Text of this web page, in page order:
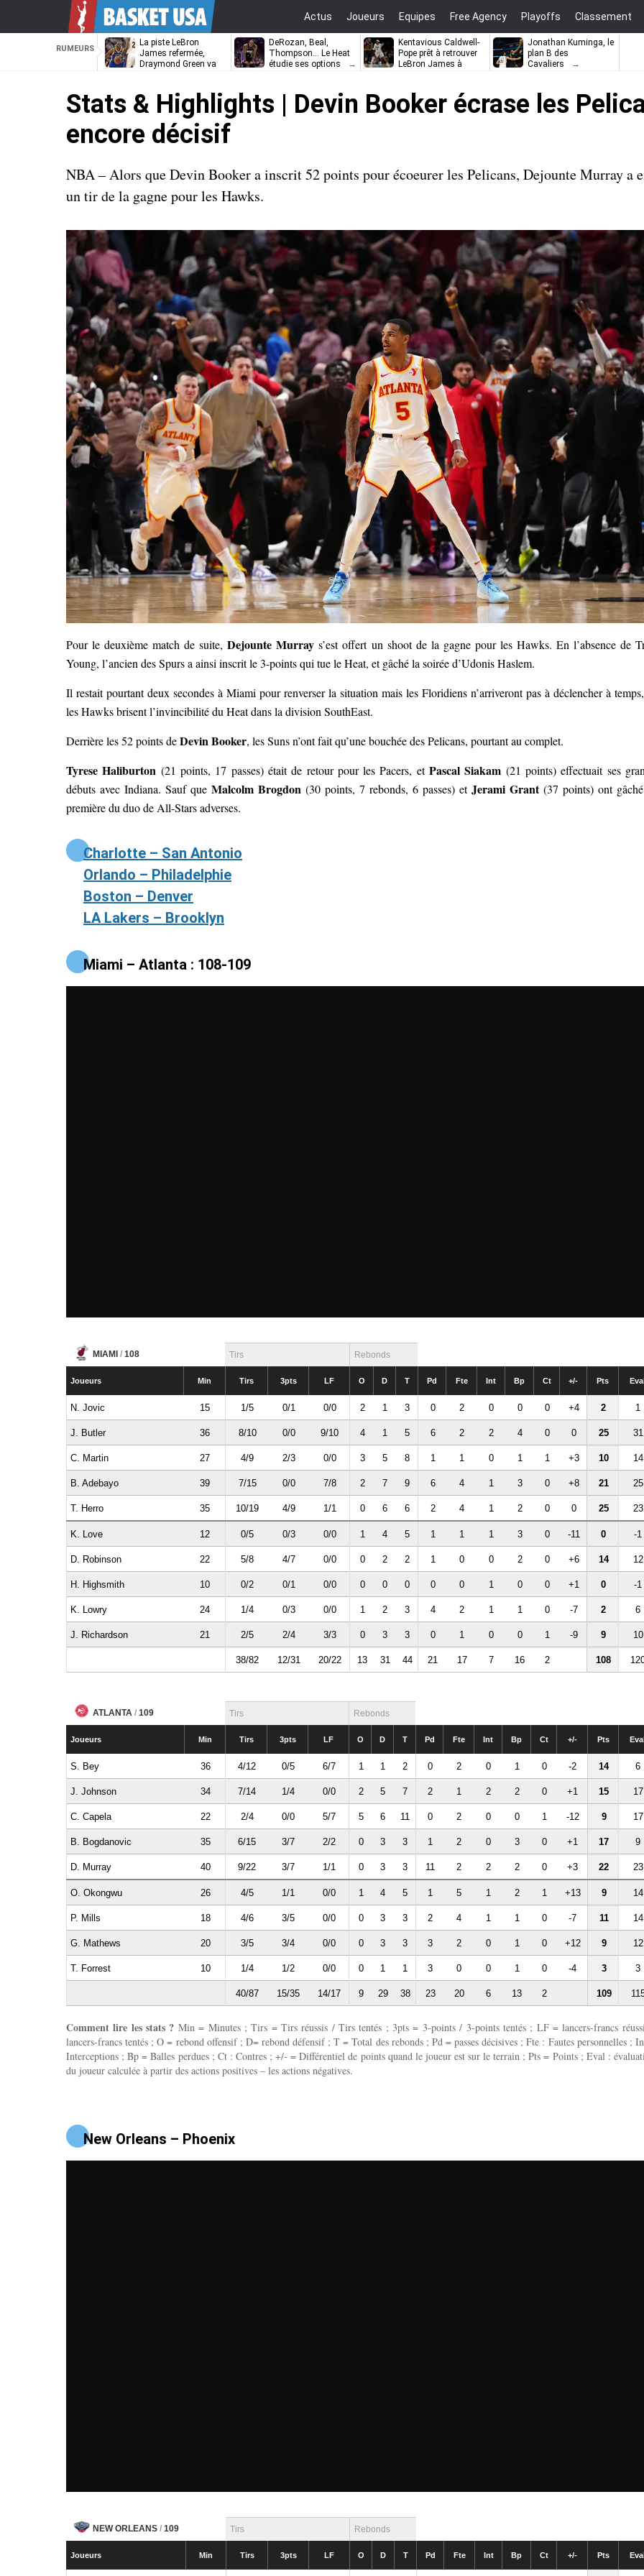
Actus Joueurs Equipes Free Agency Playoffs Classement
RUMEURS
La piste LeBron
James refermée,
Draymond Green va
DeRozan, Beal,
Thompson… Le Heat
étudie ses options
Kentavious Caldwell-
Pope prêt à retrouver
LeBron James à
Jonathan Kuminga, le
plan B des
Cavaliers
Stats & Highlights | Devin Booker écrase les
encore décisif
NBA – Alors que Devin Booker a inscrit 52 points pour écoeurer les Pelicans, Dejounte Murray a
un tir de la gagne pour les Hawks.
Pour le deuxième match de suite,Dejounte Murray s’est offert un shoot de la gagne pour les Hawks. En l’absence de
Young, l’ancien des Spurs a ainsi inscrit le 3-points qui tue le Heat, et gâché la soirée d’Udonis Haslem.
Il restait pourtant deux secondes à Miami pour renverser la situation mais les Floridiens n’arriveront pas à déclencher à
les Hawks brisent l’invincibilité du Heat dans la division SouthEast.
Derrière les 52 points deDevin Booker, les Suns n’ont fait qu’une bouchée des Pelicans, pourtant au complet.
Tyrese Haliburton (21 points, 17 passes) était de retour pour les Pacers, etPascal Siakam (21 points) effectuait ses
débuts avec Indiana. Sauf que Malcolm Brogdon (30 points, 7 rebonds, 6 passes) et Jerami Grant(37 points) ont
première du duo de All-Stars adverses.
Charlotte – San Antonio
Orlando – Philadelphie
Boston – Denver
LA Lakers – Brooklyn
Miami – Atlanta : 108-109
MIAMI / 108 Tirs Rebonds
Joueurs Min Tirs 3pts LF O D T Pd Fte Int Bp Ct +/- Pts
N. Jovic 15 1/5 0/1 0/0 2 1 3 0 2 0 0 0 +4 2 1
J. Butler 36 8/10 0/0 9/10 4 1 5 6 2 2 4 0 0 25 31
C. Martin 27 4/9 2/3 0/0 3 5 8 1 1 0 1 1 +3 10 14
B. Adebayo 39 7/15 0/0 7/8 2 7 9 6 4 1 3 0 +8 21 25
T. Herro 35 10/19 4/9 1/1 0 6 6 2 4 1 2 0 0 25 23
K. Love 12 0/5 0/3 0/0 1 4 5 1 1 1 3 0 -11 0 -1
D. Robinson 22 5/8 4/7 0/0 0 2 2 1 0 0 2 0 +6 14 12
H. Highsmith 10 0/2 0/1 0/0 0 0 0 0 0 1 0 0 +1 0 -1
K. Lowry 24 1/4 0/3 0/0 1 2 3 4 2 1 1 0 -7 2 6
J. Richardson 21 2/5 2/4 3/3 0 3 3 0 1 0 0 1 -9 9 10
38/82 12/31 20/22 13 31 44 21 17 7 16 2 108
ATLANTA / 109 Tirs Rebonds
Joueurs Min Tirs 3pts LF O D T Pd Fte Int Bp Ct +/- Pts
S. Bey 36 4/12 0/5 6/7 1 1 2 0 2 0 1 0 -2 14 6
J. Johnson 34 7/14 1/4 0/0 2 5 7 2 1 2 2 0 +1 15 17
C. Capela 22 2/4 0/0 5/7 5 6 11 0 2 0 0 1 -12 9 17
B. Bogdanovic 35 6/15 3/7 2/2 0 3 3 1 2 0 3 0 +1 17 9
D. Murray 40 9/22 3/7 1/1 0 3 3 11 2 2 2 0 +3 22 23
O. Okongwu 26 4/5 1/1 0/0 1 4 5 1 5 1 2 1 +13 9 14
P. Mills 18 4/6 3/5 0/0 0 3 3 2 4 1 1 0 -7 11 14
G. Mathews 20 3/5 3/4 0/0 0 3 3 3 2 0 1 0 +12 9 12
T. Forrest 10 1/4 1/2 0/0 0 1 1 3 0 0 1 0 -4 3 3
40/87 15/35 14/17 9 29 38 23 20 6 13 2 109
Comment lire les stats ? Min = Minutes ; Tirs = Tirs réussis / Tirs tentés ; 3pts = 3-points / 3-points tentés ; LF = lancers-francs
lancers-francs tentés ; O = rebond offensif ; D= rebond défensif ; T = Total des rebonds ; Pd = passes décisives ; Fte : Fautes personnelles ;
Interceptions ; Bp = Balles perdues ; Ct : Contres ; +/- = Différentiel de points quand le joueur est sur le terrain ; Pts = Points ; Eval :
du joueur calculée à partir des actions positives – les actions négatives.
New Orleans – Phoenix
NEW ORLEANS / 109 Tirs Rebonds
Joueurs Min Tirs 3pts LF O D T Pd Fte Int Bp Ct +/- Pts